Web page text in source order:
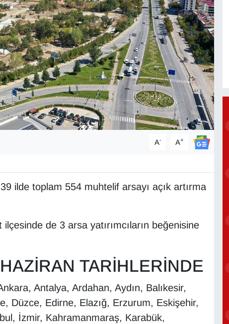
A- A+
ilde toplam 554 muhtelif arsayı açık artırma
ilçesinde de 3 arsa yatırımcıların beğenisine
TARİHLERİNDE
Antalya, Ardahan, Aydın, Balıkesir,
Düzce, Edirne, Elazığ, Erzurum, Eskişehir,
İzmir, Kahramanmaraş, Karabük,